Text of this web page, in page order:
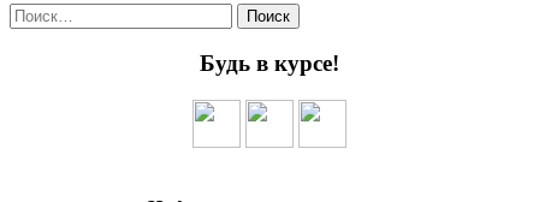
Найти:
Будь в курсе!